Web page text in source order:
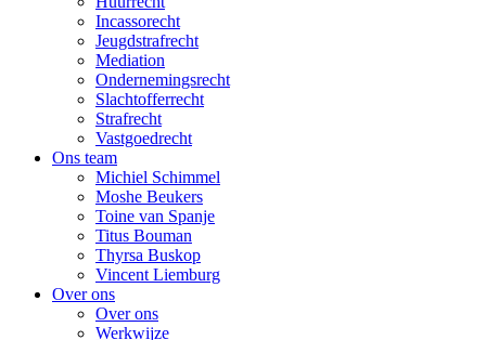
Incassorecht
Jeugdstrafrecht
Mediation
Ondernemingsrecht
Slachtofferrecht
Strafrecht
Vastgoedrecht
Ons team
Michiel Schimmel
Moshe Beukers
Toine van Spanje
Titus Bouman
Thyrsa Buskop
Vincent Liemburg
Over ons
Over ons
Werkwijze